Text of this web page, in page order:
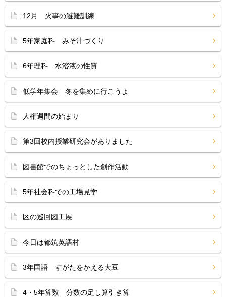
12月 火事の避難訓練
5年家庭科 みそ汁づくり
6年理科 水溶液の性質
低学年集会 冬を集めに行こうよ
人権週間の始まり
第3回校内授業研究会がありました
図書館でのちょっとした創作活動
5年社会科での工場見学
区の巡回図工展
今日は都筑英語村
3年国語 すがたをかえる大豆
4・5年算数 分数の足し算引き算